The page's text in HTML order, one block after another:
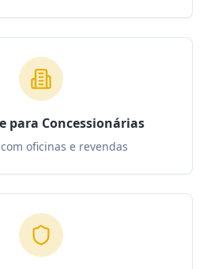
para Concessionárias
oficinas e revendas